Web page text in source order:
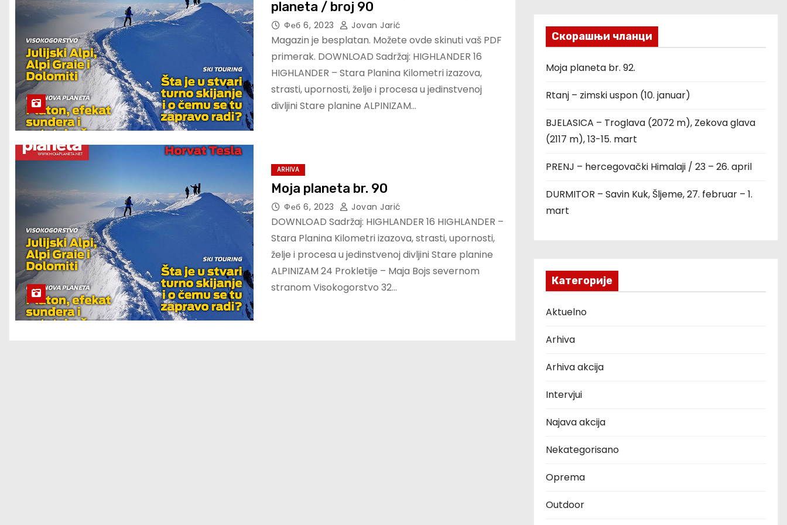
planeta / broj 90
Феб 6, 2023 Jovan Jarić
Magazin je besplatan. Možete ovde skinuti vaš PDF
primerak. DOWNLOAD Sadržaj: HIGHLANDER 16
HIGHLANDER – Stara Planina Kilometri izazova,
strasti, upornosti, želje i procesa u jedinstvenoj
divljini Stare planine ALPINIZAM…
ARHIVA
Moja planeta br. 90
Феб 6, 2023 Jovan Jarić
DOWNLOAD Sadržaj: HIGHLANDER 16 HIGHLANDER –
Stara Planina Kilometri izazova, strasti, upornosti,
želje i procesa u jedinstvenoj divljini Stare planine
ALPINIZAM 24 Prokletije – Maja Bojs severnom
stranom Visokogorstvo 32…
Скорашњи чланци
Moja planeta br. 92.
Rtanj – zimski uspon (10. januar)
BJELASICA – Troglava (2072 m), Zekova glava
(2117 m), 13-15. mart
PRENJ – hercegovački Himalaji / 23 – 26. april
DURMITOR – Savin Kuk, Šljeme, 27. februar – 1.
mart
Категорије
Aktuelno
Arhiva
Arhiva akcija
Intervjui
Najava akcija
Nekategorisano
Oprema
Outdoor